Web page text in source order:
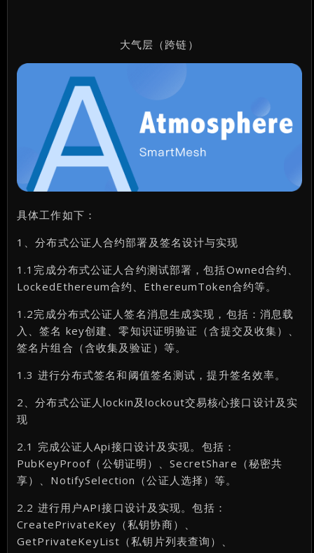
大气层（跨链）
具体工作如下：
1、分布式公证人合约部署及签名设计与实现
1.1完成分布式公证人合约测试部署，包括Owned合约、
LockedEthereum合约、EthereumToken合约等。
1.2完成分布式公证人签名消息生成实现，包括：消息载
入、签名 key创建、零知识证明验证（含提交及收集）、
签名片组合（含收集及验证）等。
1.3 进行分布式签名和阈值签名测试，提升签名效率。
2、分布式公证人lockin及lockout交易核心接口设计及实
现
2.1 完成公证人Api接口设计及实现。包括：
PubKeyProof（公钥证明）、SecretShare（秘密共
享）、NotifySelection（公证人选择）等。
2.2 进行用户API接口设计及实现。包括：
CreatePrivateKey（私钥协商）、
GetPrivateKeyList（私钥片列表查询）、